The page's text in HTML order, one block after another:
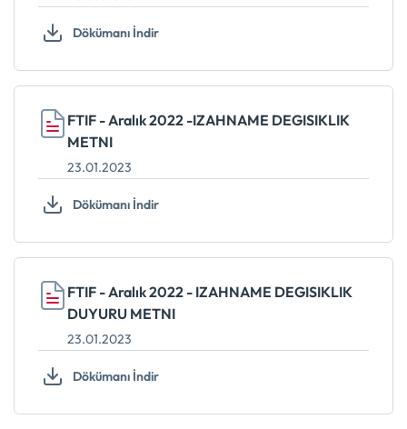
Dökümanı İndir
FTIF - Aralık 2022 -IZAHNAME DEGISIKLIK
METNI
23.01.2023
Dökümanı İndir
FTIF - Aralık 2022 - IZAHNAME DEGISIKLIK
DUYURU METNI
23.01.2023
Dökümanı İndir